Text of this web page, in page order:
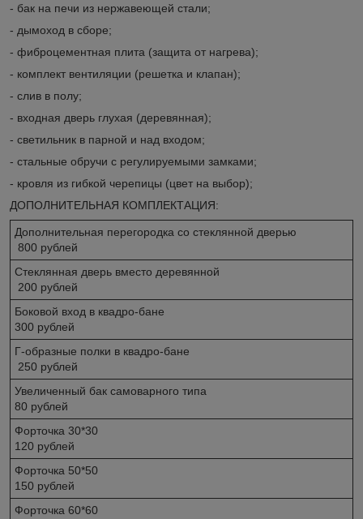
- бак на печи из нержавеющей стали;
- дымоход в сборе;
- фиброцементная плита (защита от нагрева);
- комплект вентиляции (решетка и клапан);
- слив в полу;
- входная дверь глухая (деревянная);
- светильник в парной и над входом;
- стальные обручи с регулируемыми замками;
- кровля из гибкой черепицы (цвет на выбор);
ДОПОЛНИТЕЛЬНАЯ КОМПЛЕКТАЦИЯ:
Дополнительная перегородка со стеклянной дверью
800 рублей
Стеклянная дверь вместо деревянной
200 рублей
Боковой вход в квадро-бане
300 рублей
Г-образные полки в квадро-бане
250 рублей
Увеличенный бак самоварного типа
80 рублей
Форточка 30*30
120 рублей
Форточка 50*50
150 рублей
Форточка 60*60